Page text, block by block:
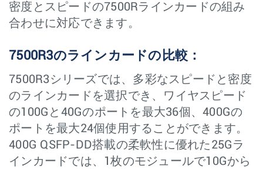
密度とスピードの7500Rラインカードの組み
合わせに対応できます。
7500R3のラインカードの比較：
7500R3シリーズでは、多彩なスピードと密度
のラインカードを選択でき、ワイヤスピード
の100Gと40Gのポートを最大36個、400Gの
ポートを最大24個使用することができます。
400G QSFP-DD搭載の柔軟性に優れた25Gラ
インカードでは、1枚のモジュールで10Gから